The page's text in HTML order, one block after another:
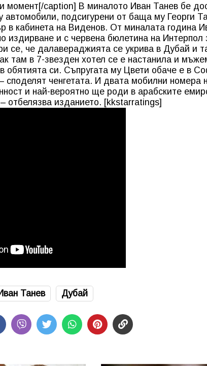
момент[/caption] В миналото Иван Танев бе
автомобили, подсигурени от баща му Георги
в кабинета на Виденов. От миналата година
издирване и с червена бюлетина на Интерпол
се, че далавераджията се укрива в Дубай и
там в 7-звезден хотел се е настанила и
обятията си. Съпругата му Цвети обаче е в
споделят ченгетата. И двата мобилни номера
и най-вероятно ще роди в арабските
отбелязва изданието. [kkstarratings]
Танев Дубай